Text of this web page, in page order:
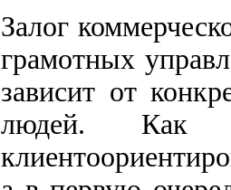
Залог
грамотных
зависит от
людей. Как